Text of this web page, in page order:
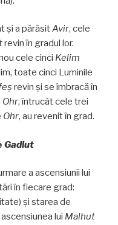
şi a părăsitAvir, cele
revin în gradul lor.
cele cinci Kelim
toate cinci Luminile
revin şi se îmbracă în
Ohr, întrucât cele trei
Ohr, au revenit în grad.
Gadlut
a ascensiunii lui
în fiecare grad:
și starea de
lui Malhut